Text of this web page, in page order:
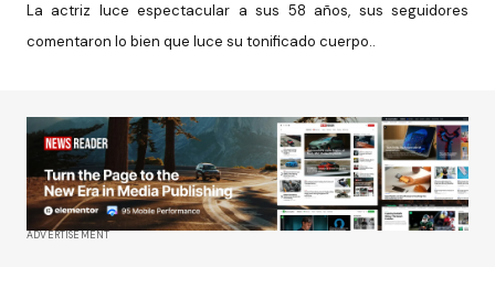
La actriz luce espectacular a sus 58 años, sus seguidores
comentaron lo bien que luce su tonificado cuerpo..
ADVERTISEMENT